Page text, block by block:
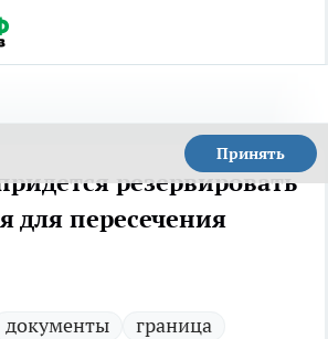
Принять
резервировать
для пересечения
документы
граница